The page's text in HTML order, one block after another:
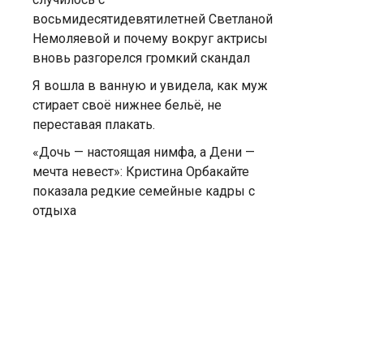
восьмидесятидевятилетней Светланой
Немоляевой и почему вокруг актрисы
вновь разгорелся громкий скандал
Я вошла в ванную и увидела, как муж
стирает своё нижнее бельё, не
переставая плакать.
«Дочь — настоящая нимфа, а Дени —
мечта невест»: Кристина Орбакайте
показала редкие семейные кадры с
отдыха